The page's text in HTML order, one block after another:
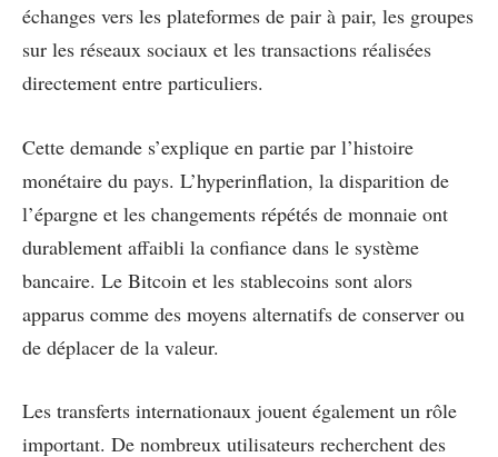
échanges vers les plateformes de pair à pair, les groupes
sur les réseaux sociaux et les transactions réalisées
directement entre particuliers.
Cette demande s’explique en partie par l’histoire
monétaire du pays. L’hyperinflation, la disparition de
l’épargne et les changements répétés de monnaie ont
durablement affaibli la confiance dans le système
bancaire. Le Bitcoin et les stablecoins sont alors
apparus comme des moyens alternatifs de conserver ou
de déplacer de la valeur.
Les transferts internationaux jouent également un rôle
important. De nombreux utilisateurs recherchent des